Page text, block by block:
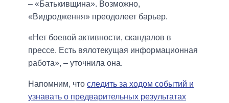
– «Батькивщина». Возможно,
«Видродження» преодолеет барьер.
«Нет боевой активности, скандалов в
прессе. Есть вялотекущая информационная
работа», – уточнила она.
Напомним, что следить за ходом событий и
узнавать о предварительных результатах